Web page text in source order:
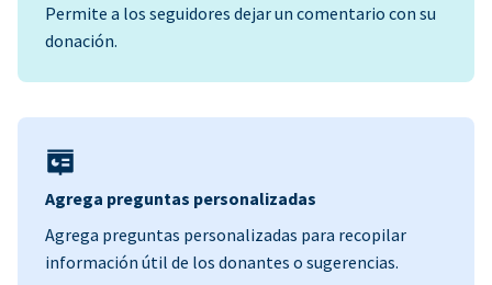
Permite a los seguidores dejar un comentario con su
donación.
Agrega preguntas personalizadas
Agrega preguntas personalizadas para recopilar
información útil de los donantes o sugerencias.